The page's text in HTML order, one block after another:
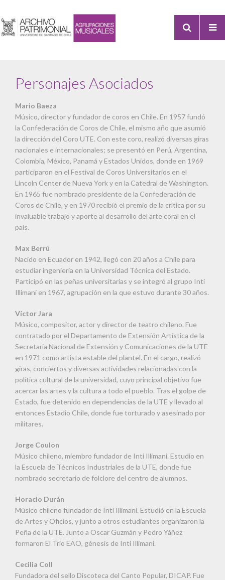
Personajes Asociados
Mario Baeza
Músico, director y fundador de coros en Chile. En 1957 fundó
la Confederación de Coros de Chile, el mismo año que asumió
la dirección del Coro UTE. Con este coro, realizó diversas giras
nacionales e internacionales; se presentó en Perú, Argentina,
Colombia, México, Panamá y Estados Unidos, donde en 1969
participaron en el Festival de Coros Universitarios en el
Lincoln Center de Nueva York y en la Catedral de Washington.
En 1965 fue nombrado presidente de la Confederación de
Coros de Chile, y en 1970 recibió el premio de la crítica por su
invaluable trabajo y aporte al desarrollo del arte coral en el
país.
Max Berrú
Nacido en Ecuador en 1942, llegó con 20 años a Chile para
estudiar ingeniería en la Universidad Técnica del Estado.
Participó en las peñas universitarias y se integró al grupo Inti
Illimani en 1967, agrupación en la que estuvo durante 30 años.
Víctor Jara
Músico, compositor, actor y director de teatro chileno. Fue
contratado por el Departamento de Extensión Artística de la
Secretaria Nacional de Extensión y Comunicaciones de la UTE
en 1971 como artista estable del plantel. En el cargo, realizó
giras, conciertos y diversas actividades relacionadas con la
política cultural de la universidad, cuyo principal objetivo fue
acercar las artes y la cultura a todo el pueblo. Tras el golpe de
Estado, fue detenido en dependencias de la UTE y llevado al
entonces Estadio Chile, donde fue torturado y asesinado por
militares.
Jorge Coulon
Músico chileno, miembro fundador de Inti Illimani. Estudio en
la Escuela de Técnicos Industriales de la UTE, donde fue
nombrado secretario de folclore del centro de alumnos.
Horacio Durán
Músico chileno fundador de Inti Illimani. Estudió en la Escuela
de Artes y Oficios, y junto a otros estudiantes organizaron la
Peña de la UTE. Junto a Oscar Guzmán y Pedro Yáñez
formaron El Trío EAO, génesis de Inti Illimani.
Cecilia Coll
Fundadora del sello Discoteca del Canto Popular, DICAP. Fue